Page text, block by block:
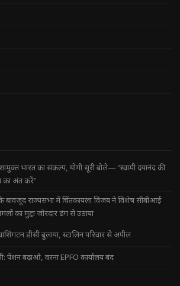
भारत का संकल्प, योगी सूरी बोले— ‘स्वामी दयानंद की
का अंत करें’
बावजूद राज्यसभा में चिंतकायला विजय ने विशेष सीबीआई
का मुद्दा जोरदार ढंग से उठाया
डीसी बुलाया, स्टालिन परिवार से अपील
पेंशन बढ़ाओ, वरना EPFO कार्यालय बंद